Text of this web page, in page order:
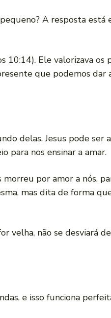
A resposta está
10:14). Ele valorizava os
que podemos dar
delas. Jesus pode ser
para nos ensinar a amar.
morreu por amor a nós,
mas dita de forma
velha, não se desviará
e isso funciona